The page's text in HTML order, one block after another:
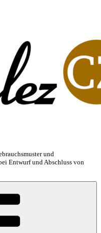
und
Entwurf und Abschluss von